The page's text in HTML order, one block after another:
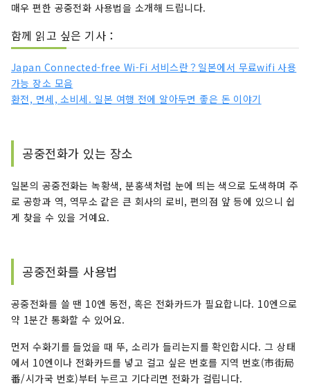
매우 편한 공중전화 사용법을 소개해 드립니다.
함께 읽고 싶은 기사：
Japan Connected-free Wi-Fi 서비스란？일본에서 무료wifi 사용
가능 장소 모음
환전, 면세, 소비세. 일본 여행 전에 알아두면 좋은 돈 이야기
공중전화가 있는 장소
일본의 공중전화는 녹황색, 분홍색처럼 눈에 띄는 색으로 도색하며 주
로 공항과 역, 역무소 같은 큰 회사의 로비, 편의점 앞 등에 있으니 쉽
게 찾을 수 있을 거예요.
공중전화를 사용법
공중전화를 쓸 땐 10엔 동전, 혹은 전화카드가 필요합니다. 10엔으로
약 1분간 통화할 수 있어요.
먼저 수화기를 들었을 때 뚜, 소리가 들리는지를 확인합시다. 그 상태
에서 10엔이나 전화카드를 넣고 걸고 싶은 번호를 지역 번호(市街局
番/시가국 번호)부터 누르고 기다리면 전화가 걸립니다.